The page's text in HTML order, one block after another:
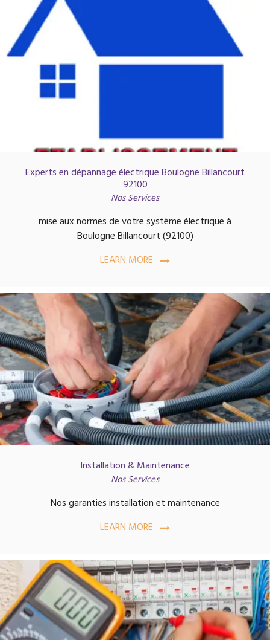
Experts en dépannage électrique Boulogne Billancourt
92100
Nos Services
mise aux normes de votre système électrique à
Boulogne Billancourt (92100)
LEARN MORE
Installation & Maintenance
Nos Services
Nos garanties installation et maintenance
LEARN MORE